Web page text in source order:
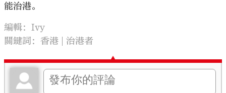
能治港。
編輯：Ivy
關鍵詞： 香港 治港者